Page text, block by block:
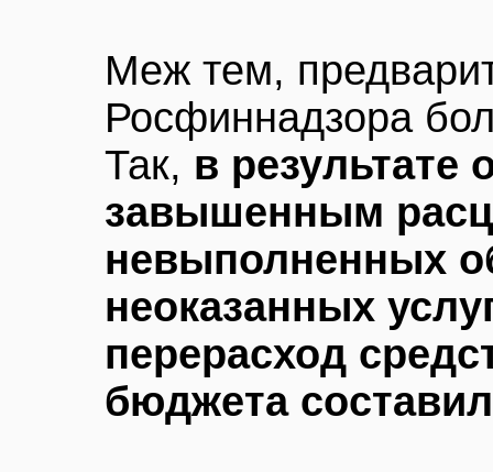
Меж тем,
Росфиннадзора
Так, в результате
завышенным
невыполненных
неоказанных
перерасход
бюджета